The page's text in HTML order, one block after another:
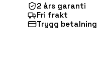
2 års garanti
Fri frakt
Trygg betalning